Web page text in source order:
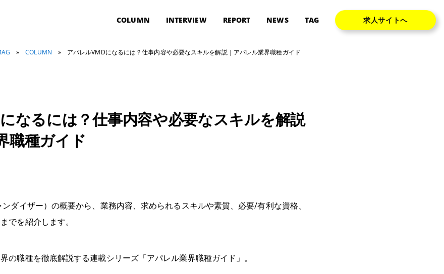
COLUMN INTERVIEW REPORT NEWS TAG 求人サイトへ
» COLUMN » アパレルVMDになるには？仕事内容や必要なスキルを解説｜アパレル業界職種ガイド
なるには？仕事内容や必要なスキルを解説
職種ガイド
ダイザー）の概要から、業務内容、求められるスキルや素質、必要/有利な資格、
でを紹介します。
の職種を徹底解説する連載シリーズ「アパレル業界職種ガイド」。